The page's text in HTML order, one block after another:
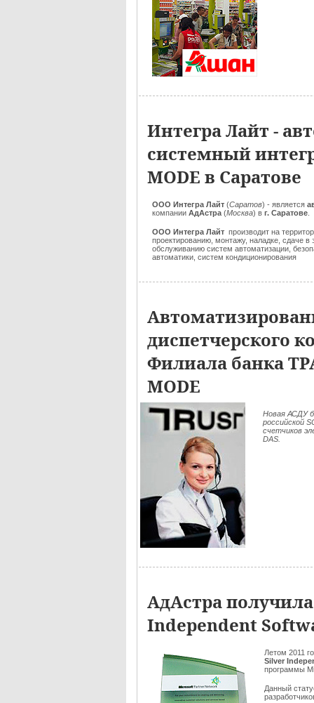
Интегра Лайт -
системный
MODE в Саратове
ООО Интегра Лайт (Саратов) - является
компании АдАстра (Москва) в г. Саратове
ООО Интегра Лайт производит на
проектированию, монтажу, наладке, сдаче
обслуживанию систем автоматизации,
автоматики, систем кондиционирования
диспетчерского
Филиала банка
MODE
Новая АСДУ
российской
счетчиков
DAS.
АдАстра
Independent
Летом 2011
Silver
программы
Данный